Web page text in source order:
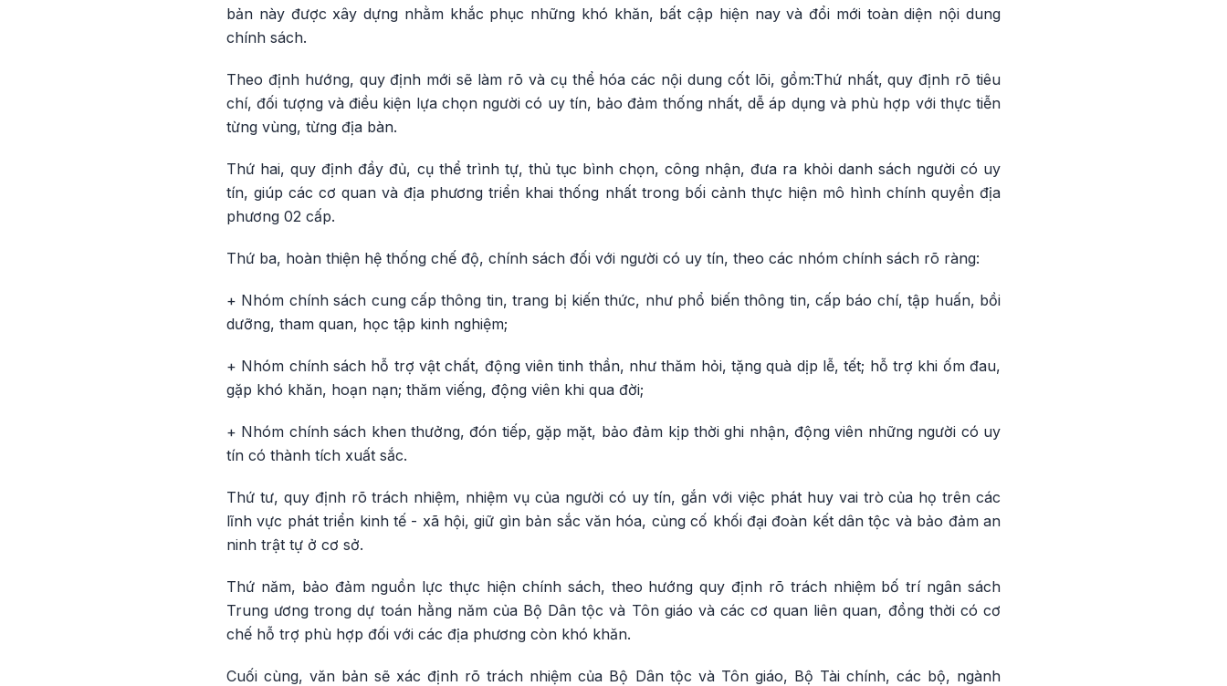
bản này được xây dựng nhằm khắc phục những khó khăn, bất cập hiện nay và đổi mới toàn diện nội dung
chính sách.
Theo định hướng, quy định mới sẽ làm rõ và cụ thể hóa các nội dung cốt lõi, gồm:Thứ nhất, quy định rõ tiêu
chí, đối tượng và điều kiện lựa chọn người có uy tín, bảo đảm thống nhất, dễ áp dụng và phù hợp với thực tiễn
từng vùng, từng địa bàn.
Thứ hai, quy định đầy đủ, cụ thể trình tự, thủ tục bình chọn, công nhận, đưa ra khỏi danh sách người có uy
tín, giúp các cơ quan và địa phương triển khai thống nhất trong bối cảnh thực hiện mô hình chính quyền địa
phương 02 cấp.
Thứ ba, hoàn thiện hệ thống chế độ, chính sách đối với người có uy tín, theo các nhóm chính sách rõ ràng:
+ Nhóm chính sách cung cấp thông tin, trang bị kiến thức, như phổ biến thông tin, cấp báo chí, tập huấn, bồi
dưỡng, tham quan, học tập kinh nghiệm;
+ Nhóm chính sách hỗ trợ vật chất, động viên tinh thần, như thăm hỏi, tặng quà dịp lễ, tết; hỗ trợ khi ốm đau,
gặp khó khăn, hoạn nạn; thăm viếng, động viên khi qua đời;
+ Nhóm chính sách khen thưởng, đón tiếp, gặp mặt, bảo đảm kịp thời ghi nhận, động viên những người có uy
tín có thành tích xuất sắc.
Thứ tư, quy định rõ trách nhiệm, nhiệm vụ của người có uy tín, gắn với việc phát huy vai trò của họ trên các
lĩnh vực phát triển kinh tế - xã hội, giữ gìn bản sắc văn hóa, củng cố khối đại đoàn kết dân tộc và bảo đảm an
ninh trật tự ở cơ sở.
Thứ năm, bảo đảm nguồn lực thực hiện chính sách, theo hướng quy định rõ trách nhiệm bố trí ngân sách
Trung ương trong dự toán hằng năm của Bộ Dân tộc và Tôn giáo và các cơ quan liên quan, đồng thời có cơ
chế hỗ trợ phù hợp đối với các địa phương còn khó khăn.
Cuối cùng, văn bản sẽ xác định rõ trách nhiệm của Bộ Dân tộc và Tôn giáo, Bộ Tài chính, các bộ, ngành